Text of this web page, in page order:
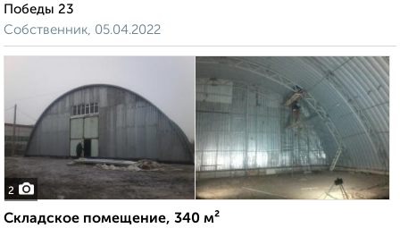
Победы 23
Собственник, 05.04.2022
2
Складское помещение, 340 м²